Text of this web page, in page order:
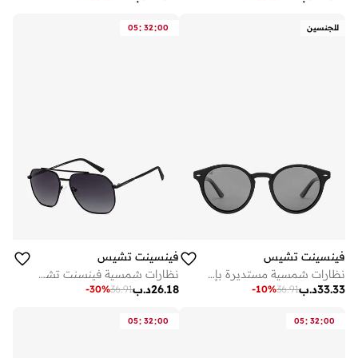
للجنسين
فينسينت تشيس
نظارات شمسية مستديرة بإطار كامل مستقطبة ومحمية من الأشعة فوق البنفسجية للرجال والنساء - مم - أسود
د.ب33.33
36.91
-10%
05: 32:00
فينسينت تشيس
نظارات شمسية فينسنت تشيس مستطيلة سوداء رمادية بإطار كامل للرجال والنساء
د.ب26.18
36.91
-30%
05: 32:00
05: 32:00